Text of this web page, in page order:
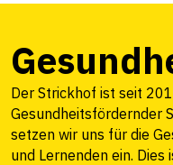
Der Strickhof ist seit
Gesundheitsfördernder
setzen wir uns für die
und Lernenden ein.